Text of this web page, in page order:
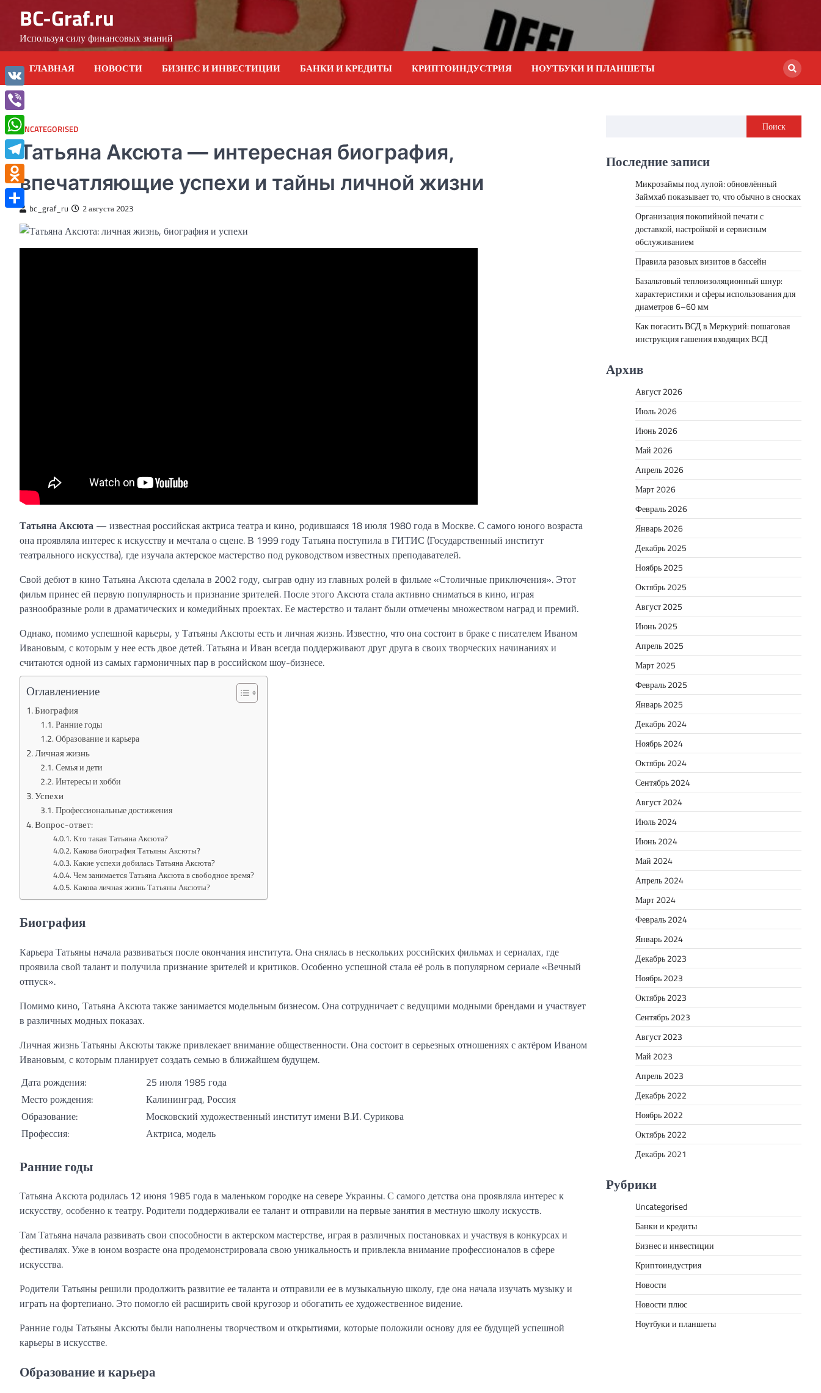
content
BC-Graf.ru
Используя силу финансовых знаний
ГЛАВНАЯ НОВОСТИ БИЗНЕС И ИНВЕСТИЦИИ БАНКИ И КРЕДИТЫ КРИПТОИНДУСТРИЯ НОУТБУКИ И ПЛАНШЕТЫ
UNCATEGORISED
Татьяна Аксюта — интересная биография,
впечатляющие успехи и тайны личной жизни
bc_graf_ru 2 августа 2023
Татьяна Аксюта — известная российская актриса театра и кино, родившаяся 18 июля 1980 года в Москве. С самого юного возраста
она проявляла интерес к искусству и мечтала о сцене. В 1999 году Татьяна поступила в ГИТИС (Государственный институт
театрального искусства), где изучала актерское мастерство под руководством известных преподавателей.
Свой дебют в кино Татьяна Аксюта сделала в 2002 году, сыграв одну из главных ролей в фильме «Столичные приключения». Этот
фильм принес ей первую популярность и признание зрителей. После этого Аксюта стала активно сниматься в кино, играя
разнообразные роли в драматических и комедийных проектах. Ее мастерство и талант были отмечены множеством наград и премий.
Однако, помимо успешной карьеры, у Татьяны Аксюты есть и личная жизнь. Известно, что она состоит в браке с писателем Иваном
Ивановым, с которым у нее есть двое детей. Татьяна и Иван всегда поддерживают друг друга в своих творческих начинаниях и
считаются одной из самых гармоничных пар в российском шоу-бизнесе.
Оглавлениение
Биография
Ранние годы
Образование и карьера
Личная жизнь
Семья и дети
Интересы и хобби
Успехи
Профессиональные достижения
Вопрос-ответ:
Кто такая Татьяна Аксюта?
Какова биография Татьяны Аксюты?
Какие успехи добилась Татьяна Аксюта?
Чем занимается Татьяна Аксюта в свободное время?
Какова личная жизнь Татьяны Аксюты?
Биография
Карьера Татьяны начала развиваться после окончания института. Она снялась в нескольких российских фильмах и сериалах, где
проявила свой талант и получила признание зрителей и критиков. Особенно успешной стала её роль в популярном сериале «Вечный
отпуск».
Помимо кино, Татьяна Аксюта также занимается модельным бизнесом. Она сотрудничает с ведущими модными брендами и участвует
в различных модных показах.
Личная жизнь Татьяны Аксюты также привлекает внимание общественности. Она состоит в серьезных отношениях с актёром Иваном
Ивановым, с которым планирует создать семью в ближайшем будущем.
Дата рождения:
25 июля 1985 года
Место рождения:
Калининград, Россия
Образование:
Московский художественный институт имени В.И. Сурикова
Профессия:
Актриса, модель
Ранние годы
Татьяна Аксюта родилась 12 июня 1985 года в маленьком городке на севере Украины. С самого детства она проявляла интерес к
искусству, особенно к театру. Родители поддерживали ее талант и отправили на первые занятия в местную школу искусств.
Там Татьяна начала развивать свои способности в актерском мастерстве, играя в различных постановках и участвуя в конкурсах и
фестивалях. Уже в юном возрасте она продемонстрировала свою уникальность и привлекла внимание профессионалов в сфере
искусства.
Родители Татьяны решили продолжить развитие ее таланта и отправили ее в музыкальную школу, где она начала изучать музыку и
играть на фортепиано. Это помогло ей расширить свой кругозор и обогатить ее художественное видение.
Ранние годы Татьяны Аксюты были наполнены творчеством и открытиями, которые положили основу для ее будущей успешной
карьеры в искусстве.
Образование и карьера
Поиск
Последние записи
Микрозаймы под лупой: обновлённый
Займхаб показывает то, что обычно в сносках
Организация покопийной печати с
доставкой, настройкой и сервисным
обслуживанием
Правила разовых визитов в бассейн
Базальтовый теплоизоляционный шнур:
характеристики и сферы использования для
диаметров 6–60 мм
Как погасить ВСД в Меркурий: пошаговая
инструкция гашения входящих ВСД
Архив
Август 2026
Июль 2026
Июнь 2026
Май 2026
Апрель 2026
Март 2026
Февраль 2026
Январь 2026
Декабрь 2025
Ноябрь 2025
Октябрь 2025
Август 2025
Июнь 2025
Апрель 2025
Март 2025
Февраль 2025
Январь 2025
Декабрь 2024
Ноябрь 2024
Октябрь 2024
Сентябрь 2024
Август 2024
Июль 2024
Июнь 2024
Май 2024
Апрель 2024
Март 2024
Февраль 2024
Январь 2024
Декабрь 2023
Ноябрь 2023
Октябрь 2023
Сентябрь 2023
Август 2023
Май 2023
Апрель 2023
Декабрь 2022
Ноябрь 2022
Октябрь 2022
Декабрь 2021
Рубрики
Uncategorised
Банки и кредиты
Бизнес и инвестиции
Криптоиндустрия
Новости
Новости плюс
Ноутбуки и планшеты
VK
Viber
WhatsApp
Telegram
Odnoklassniki
Отправить